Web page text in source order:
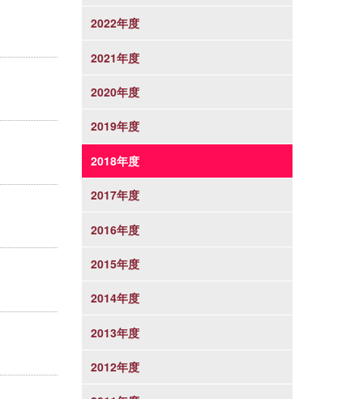
2022年度
2021年度
2020年度
2019年度
2018年度
2017年度
2016年度
2015年度
2014年度
2013年度
2012年度